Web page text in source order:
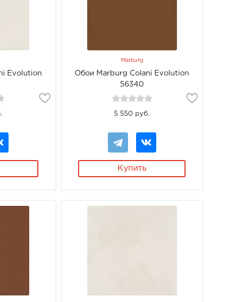
Evolution
Marburg
Обои Marburg Colani Evolution
56340
5 550 руб.
Купить